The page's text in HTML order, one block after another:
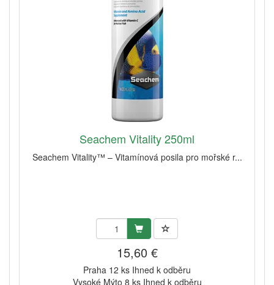
Seachem Vitality 250ml
Seachem Vitality™ – Vitamínová posila pro mořské r...
15,60 €
Praha 12 ks Ihned k odběru
Vysoké Mýto 8 ks Ihned k odběru